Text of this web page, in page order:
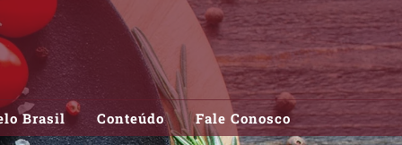
Brasil Conteúdo Fale Conosco